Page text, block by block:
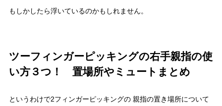
もしかしたら浮いているのかもしれません。
ツーフィンガーピッキングの右手親指の使
い方３つ！ 置場所やミュートまとめ
というわけで2フィンガーピッキングの 親指の置き場所について